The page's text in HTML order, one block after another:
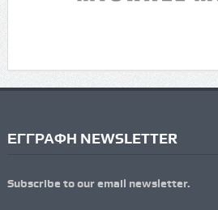
ΕΓΓΡΑΦΗ NEWSLETTER
Subscribe to our email newsletter.